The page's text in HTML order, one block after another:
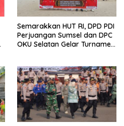
Semarakkan HUT RI, DPD PDI
Perjuangan Sumsel dan DPC
OKU Selatan Gelar Turnamen